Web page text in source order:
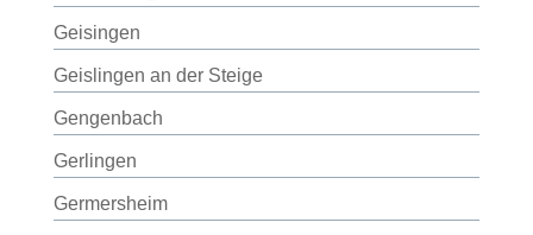
Geisingen
Geislingen an der Steige
Gengenbach
Gerlingen
Germersheim